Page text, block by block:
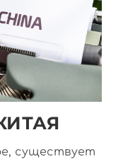
существует